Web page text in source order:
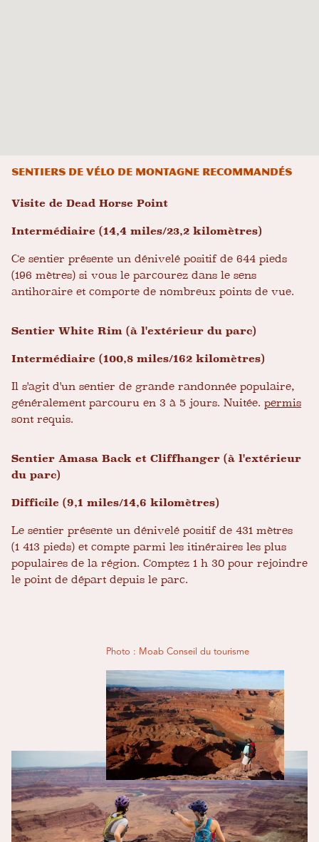
Sentiers de vélo de montagne recommandés
Visite de Dead Horse Point
Intermédiaire (14,4 miles/23,2 kilomètres)
Ce sentier présente un dénivelé positif de 644 pieds
(196 mètres) si vous le parcourez dans le sens
antihoraire et comporte de nombreux points de vue.
Sentier White Rim (à l'extérieur du parc)
Intermédiaire (100,8 miles/162 kilomètres)
Il s'agit d'un sentier de grande randonnée populaire,
généralement parcouru en 3 à 5 jours. Nuitée. permis
sont requis.
Sentier Amasa Back et Cliffhanger (à l'extérieur
du parc)
Difficile (9,1 miles/14,6 kilomètres)
Le sentier présente un dénivelé positif de 431 mètres
(1 413 pieds) et compte parmi les itinéraires les plus
populaires de la région. Comptez 1 h 30 pour rejoindre
le point de départ depuis le parc.
Photo : Moab Conseil du tourisme